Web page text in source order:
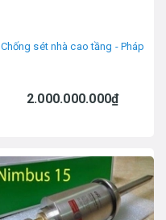
Chống sét nhà cao tầng - Pháp
2.000.000.000₫